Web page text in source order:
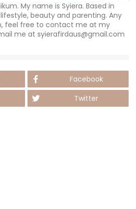
My name is Syiera. Based in
beauty and parenting. Any
feel free to contact me at my
me at syierafirdaus@gmail.com
Facebook
Twitter